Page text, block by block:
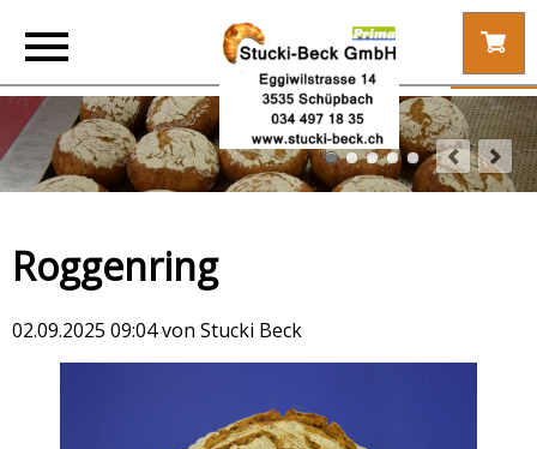
Roggenring
02.09.2025 09:04von Stucki Beck